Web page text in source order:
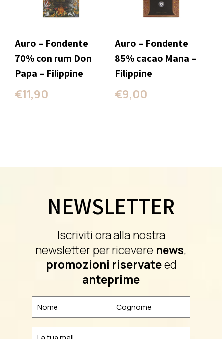
Auro – Fondente
70% con rum Don
Papa – Filippine
€11,90
Auro – Fondente
85% cacao Mana –
Filippine
€9,00
NEWSLETTER
Iscriviti ora alla nostra
newsletter per ricevere news,
promozioni riservateed
anteprime